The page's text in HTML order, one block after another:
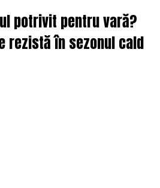
potrivit pentru vară?
rezistă în sezonul cald